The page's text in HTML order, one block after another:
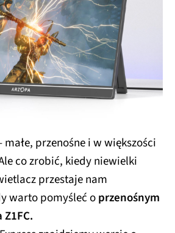
przenośne i w większości
co zrobić, kiedy niewielki
przestaje nam
warto pomyśleć oprzenośnym